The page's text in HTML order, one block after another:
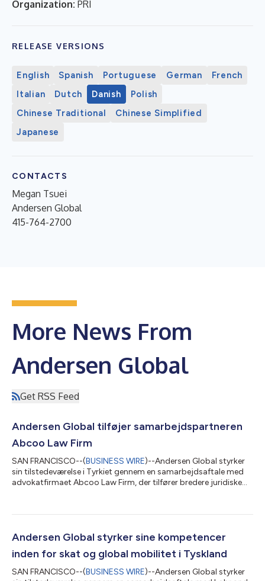
Organization: PRI
RELEASE VERSIONS
English Spanish Portuguese German
French
Italian
Dutch Danish
Polish
Chinese Traditional
Chinese Simplified
Japanese
CONTACTS
Megan Tsuei
Andersen Global
415-764-2700
More News From
Andersen Global
Get RSS Feed
Andersen Global tilføjer samarbejdspartneren
Abcoo Law Firm
SAN FRANCISCO--(BUSINESS WIRE)--Andersen Global styrker
sin tilstedeværelse i Tyrkiet gennem en samarbejdsaftale med
advokatfirmaet Abcoo Law Firm, der tilfører bredere juridiske
internationale klienter inden for en bred vifte af juridiske
ejendom og byggeri, tvistbilæggelse, ansættelsesret,
compliance, bank og finans, ko...
Andersen Global styrker sine kompetencer
inden for skat og global mobilitet i Tyskland
SAN FRANCISCO--(BUSINESS WIRE)--Andersen Global styrker